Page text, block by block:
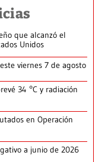
que alcanzó el
Unidos
viernes 7 de agosto
34 °C y radiación
en Operación
a junio de 2026